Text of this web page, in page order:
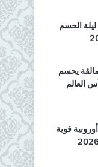
ليلة الحسم
يحسم
العالم
قوية